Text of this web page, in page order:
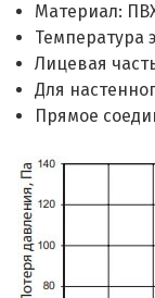
Материал:
Температура
Лицевая
Для
Прямое